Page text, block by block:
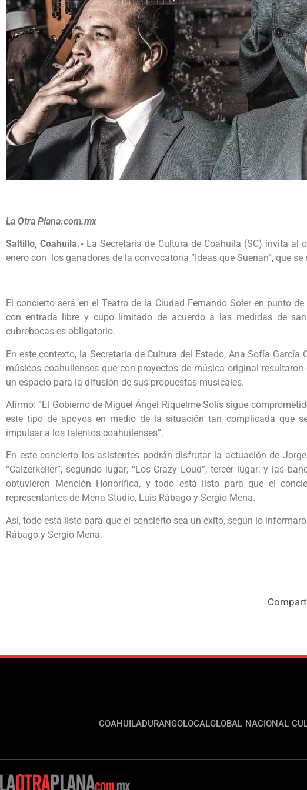
La Otra Plana.com.mx
Saltillo, Coahuila.- La Secretaría de Cultura de Coahuila (SC) invita al
enero con los ganadores de la convocatoria “Ideas que Suenan”, que
El concierto será en el Teatro de la Ciudad Fernando Soler en punto
con entrada libre y cupo limitado de acuerdo a las medidas de
cubrebocas es obligatorio.
En este contexto, la Secretaria de Cultura del Estado, Ana Sofía
músicos coahuilenses que con proyectos de música original
un espacio para la difusión de sus propuestas musicales.
Afirmó: “El Gobierno de Miguel Ángel Riquelme Solís sigue
este tipo de apoyos en medio de la situación tan complicada que
impulsar a los talentos coahuilenses”.
En este concierto los asistentes podrán disfrutar la actuación de
“Caizerkeller”, segundo lugar; “Los Crazy Loud”, tercer lugar; y las
obtuvieron Mención Honorífica, y todo está listo para que el
representantes de Mena Studio, Luis Rábago y Sergio Mena.
Así, todo está listo para que el concierto sea un éxito, según lo
Rábago y Sergio Mena.
COAHUILADURANGOLOCALGLOBAL NACIONAL